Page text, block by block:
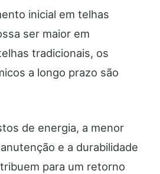
inicial em telhas
ser maior em
tradicionais, os
a longo prazo são
de energia, a menor
e a durabilidade
para um retorno